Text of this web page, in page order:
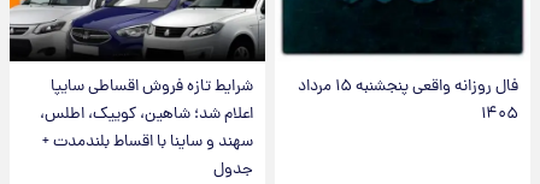
فال روزانه واقعی پنجشنبه ۱۵ مرداد
۱۴۰۵
شرایط تازه فروش اقساطی سایپا
اعلام شد؛ شاهین، کوییک، اطلس،
سهند و ساینا با اقساط بلندمدت +
جدول